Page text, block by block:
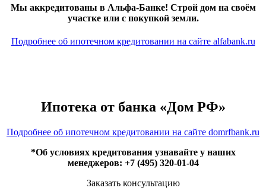
Мы аккредитованы в Альфа-Банке! Строй дом на своём
участке или с покупкой земли.
Подробнее об ипотечном кредитовании на сайте alfabank.ru
Ипотека от банка «Дом РФ»
Подробнее об ипотечном кредитовании на сайте domrfbank.ru
*Об условиях кредитования узнавайте у наших
менеджеров: +7 (495) 320-01-04
Заказать консультацию